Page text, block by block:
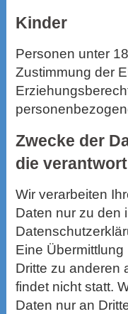
Kinder
Personen unter
Zustimmung der
Zwecke der
die
Wir verarbeiten
Daten nur zu den
Eine
Dritte zu anderen
findet nicht statt.
Daten nur an